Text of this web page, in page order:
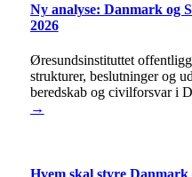
Ny analyse: Danmark og
2026
Øresundsinstituttet
strukturer, beslutninger og
beredskab og civilforsvar i
→
Hvem skal styre